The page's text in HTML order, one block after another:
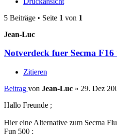
5 Beiträge • Seite 1 von 1
Jean-Luc
Notverdeck fuer Secma
Zitieren
Beitrag von Jean-Luc » 29. Dez
Hallo Freunde ;
Hier eine Alternative zum Secma
Fun 500 ;